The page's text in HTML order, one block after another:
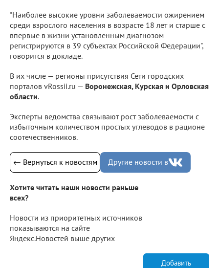
"Наиболее высокие уровни заболеваемости ожирением
среди взрослого населения в возрасте 18 лет и старше с
впервые в жизни установленным диагнозом
регистрируются в 39 субъектах Российской Федерации",
говорится в докладе.
В их числе — регионы присутствия Сети городских
порталов vRossii.ru — Воронежская, Курская и Орловская
области.
Эксперты ведомства связывают рост заболеваемости с
избыточным количеством простых углеводов в рационе
соотечественников.
← Вернуться к новостям Другие новости в
Хотите читать наши новости раньше
всех?
Новости из приоритетных источников
показываются на сайте
Яндекс.Новостей выше других
Добавить